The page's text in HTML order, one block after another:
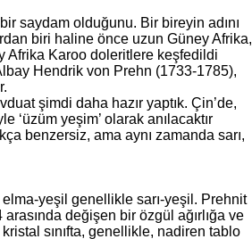
saydam olduğunu. Bir bireyin adını
biri haline önce uzun Güney Afrika,
Afrika Karoo doleritlere keşfedildi
Hendrik von Prehn (1733-1785),
şimdi daha hazır yaptık. Çin’de,
‘üzüm yeşim’ olarak anılacaktır
benzersiz, ama aynı zamanda sarı,
yeşil genellikle sarı-yeşil. Prehnit
değişen bir özgül ağırlığa ve
sınıfta, genellikle, nadiren tablo